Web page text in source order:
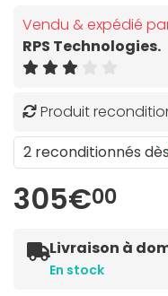
Vendu & expédié
RPS Technologies.
Produit
2 reconditionnés dès
305€00
Livraison à
En stock